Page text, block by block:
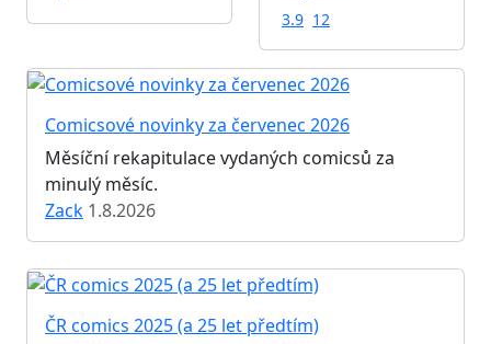
3.9 12
Comicsové novinky za červenec 2026
Měsíční rekapitulace vydaných comicsů za
minulý měsíc.
Zack 1.8.2026
ČR comics 2025 (a 25 let předtím)